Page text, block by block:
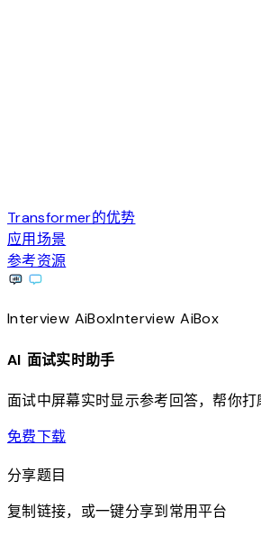
Transformer的优势
应用场景
参考资源
Interview AiBoxInterviewAiBox
AI 面试实时助手
面试中屏幕实时显示参考回答，帮你打
免费下载download
分享题目
复制链接，或一键分享到常用平台